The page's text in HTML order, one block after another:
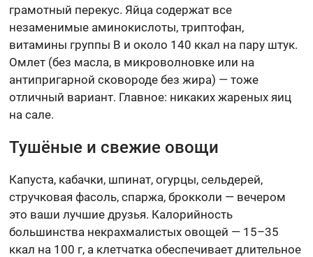
грамотный перекус. Яйца содержат все
незаменимые аминокислоты, триптофан,
витамины группы В и около 140 ккал на пару штук.
Омлет (без масла, в микроволновке или на
антипригарной сковороде без жира) — тоже
отличный вариант. Главное: никаких жареных яиц
на сале.
Тушёные и свежие овощи
Капуста, кабачки, шпинат, огурцы, сельдерей,
стручковая фасоль, спаржа, брокколи — вечером
это ваши лучшие друзья. Калорийность
большинства некрахмалистых овощей — 15–35
ккал на 100 г, а клетчатка обеспечивает длительное